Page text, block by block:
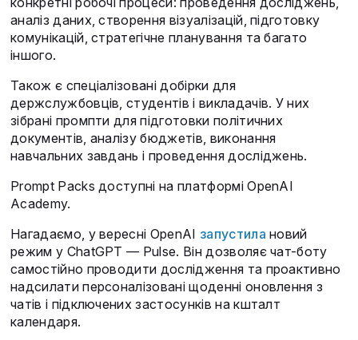
аналіз даних, створення візуалізацій, підготовку
комунікацій, стратегічне планування та багато
іншого.
Також є спеціалізовані добірки для
держслужбовців, студентів і викладачів. У них
зібрані промпти для підготовки політичних
документів, аналізу бюджетів, виконання
навчальних завдань і проведення досліджень.
Prompt Packs доступні на платформі OpenAI
Academy.
Нагадаємо, у вересні OpenAI запустила новий
режим у ChatGPT — Pulse. Він дозволяє чат-боту
самостійно проводити дослідження та проактивно
надсилати персоналізовані щоденні оновлення з
чатів і підключених застосунків на кшталт
календаря.